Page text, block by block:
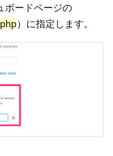
ボードページの
）に指定します。